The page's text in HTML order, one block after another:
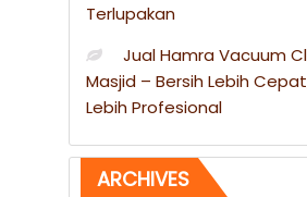
Terlupakan
Jual Hamra Vacuum
Masjid – Bersih Lebih
Lebih Profesional
ARCHIVES